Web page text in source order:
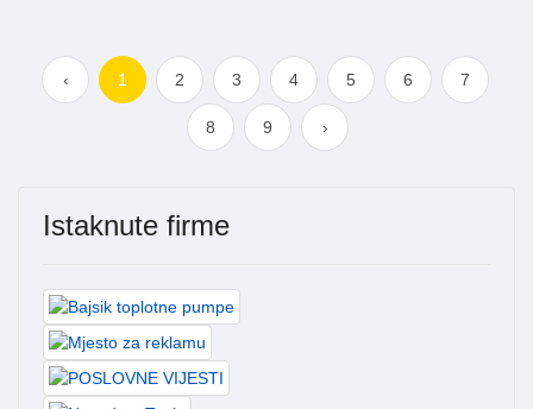
‹ 1 2 3 4 5 6 7
8 9 ›
Istaknute firme